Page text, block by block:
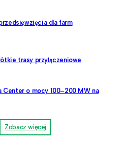
dla farm
trasy przyłączeniowe
Center o mocy 100–200 MW na
Zobacz więcej